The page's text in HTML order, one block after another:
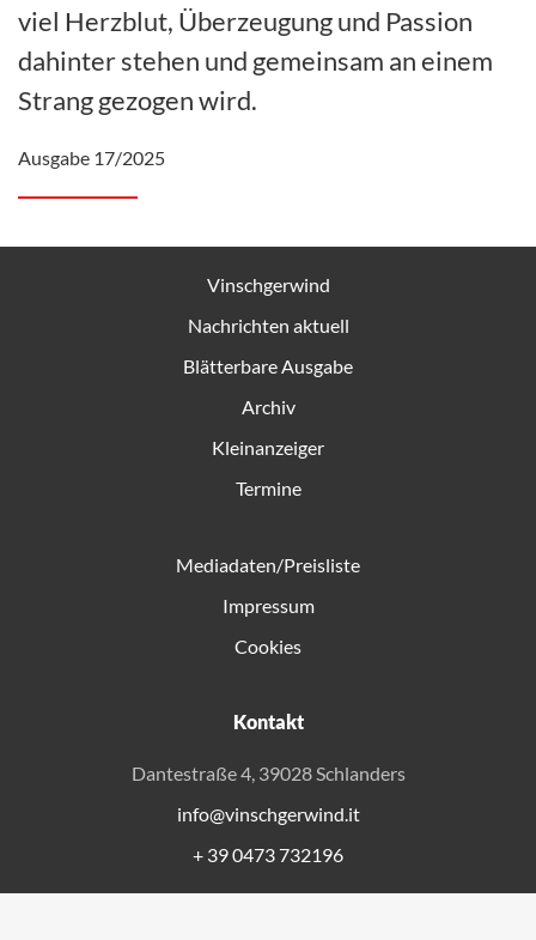
viel Herzblut, Überzeugung und Passion
dahinter stehen und gemeinsam an einem
Strang gezogen wird.
Ausgabe 17/2025
Vinschgerwind
Nachrichten aktuell
Blätterbare Ausgabe
Archiv
Kleinanzeiger
Termine
Mediadaten/Preisliste
Impressum
Cookies
Kontakt
Dantestraße 4, 39028 Schlanders
info@vinschgerwind.it
+ 39 0473 732196